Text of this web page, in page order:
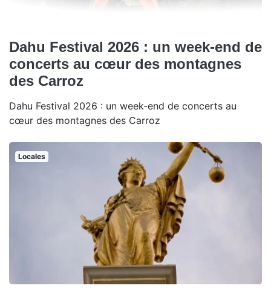
Dahu Festival 2026 : un week-end de
concerts au cœur des montagnes
des Carroz
Dahu Festival 2026 : un week-end de concerts au
cœur des montagnes des Carroz
Locales